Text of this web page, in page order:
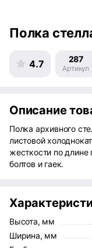
Полка
4.7 287
Артикул
Описание
Полка архивного
листовой
жесткости по
болтов и гаек.
Высота, мм
Ширина, мм